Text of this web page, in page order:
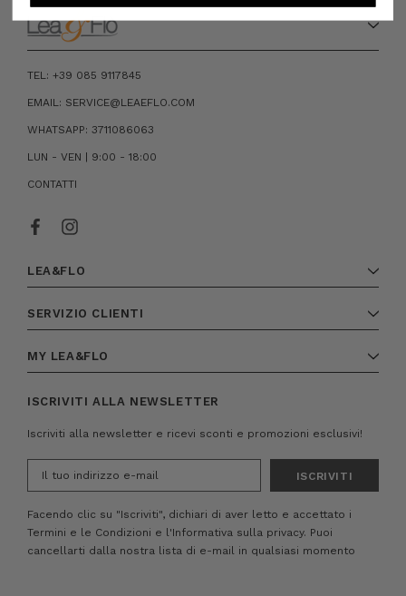
TEL: +39 085 9117845
EMAIL: SERVICE@LEAEFLO.COM
WHATSAPP: 3711086063
LUN - VEN | 9:00 - 18:00
CONTATTI
LEA&FLO
SERVIZIO CLIENTI
MY LEA&FLO
ISCRIVITI ALLA NEWSLETTER
Iscriviti alla newsletter e ricevi sconti e promozioni esclusivi!
Facendo clic su "Iscriviti", dichiari di aver letto e accettato i
Termini e le Condizioni e l'Informativa sulla privacy. Puoi
cancellarti dalla nostra lista di e-mail in qualsiasi momento